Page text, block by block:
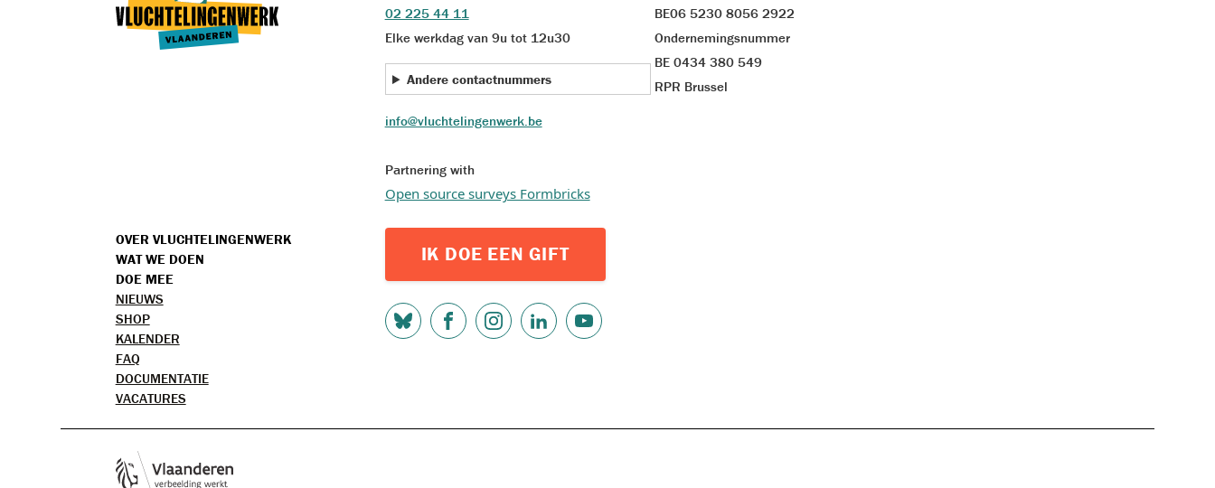
02 225 44 11
Elke werkdag van 9u tot 12u30
Andere contactnummers
info@vluchtelingenwerk.be
Partnering with
Open source surveys Formbricks
BE06 5230 8056 2922
Ondernemingsnummer
BE 0434 380 549
RPR Brussel
VOET
MENU
OVER VLUCHTELINGENWERK
WAT WE DOEN
DOE MEE
TOPMENU
NIEUWS
SHOP
KALENDER
FAQ
DOCUMENTATIE
VACATURES
IK DOE EEN GIFT
SOCIAL